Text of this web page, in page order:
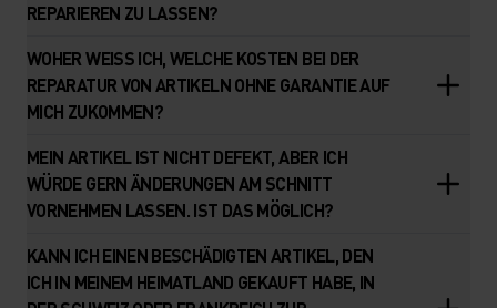
REPARIEREN ZU LASSEN?
WOHER WEISS ICH, WELCHE KOSTEN BEI DER
REPARATUR VON ARTIKELN OHNE GARANTIE AUF
MICH ZUKOMMEN?
MEIN ARTIKEL IST NICHT DEFEKT, ABER ICH
WÜRDE GERN ÄNDERUNGEN AM SCHNITT
VORNEHMEN LASSEN. IST DAS MÖGLICH?
KANN ICH EINEN BESCHÄDIGTEN ARTIKEL, DEN
ICH IN MEINEM HEIMATLAND GEKAUFT HABE, IN